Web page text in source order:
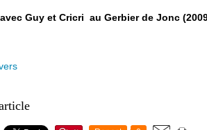
Guy et Cricri au Gerbier de Jonc